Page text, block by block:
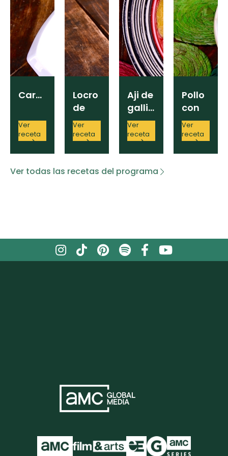
Carapulcra
Ver
receta
Locro
de
Calabaza
Ver
receta
Aji de
gallina
Ver
receta
Pollo
con
y
Ver
receta
Ver todas las recetas del programa